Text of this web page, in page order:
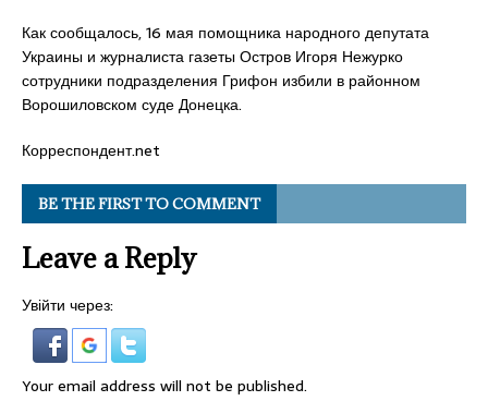
Как сообщалось, 16 мая помощника народного депутата
Украины и журналиста газеты Остров Игоря Нежурко
сотрудники подразделения Грифон избили в районном
Ворошиловском суде Донецка.
Корреспондент.net
BE THE FIRST TO COMMENT
Leave a Reply
Увійти через:
Your email address will not be published.